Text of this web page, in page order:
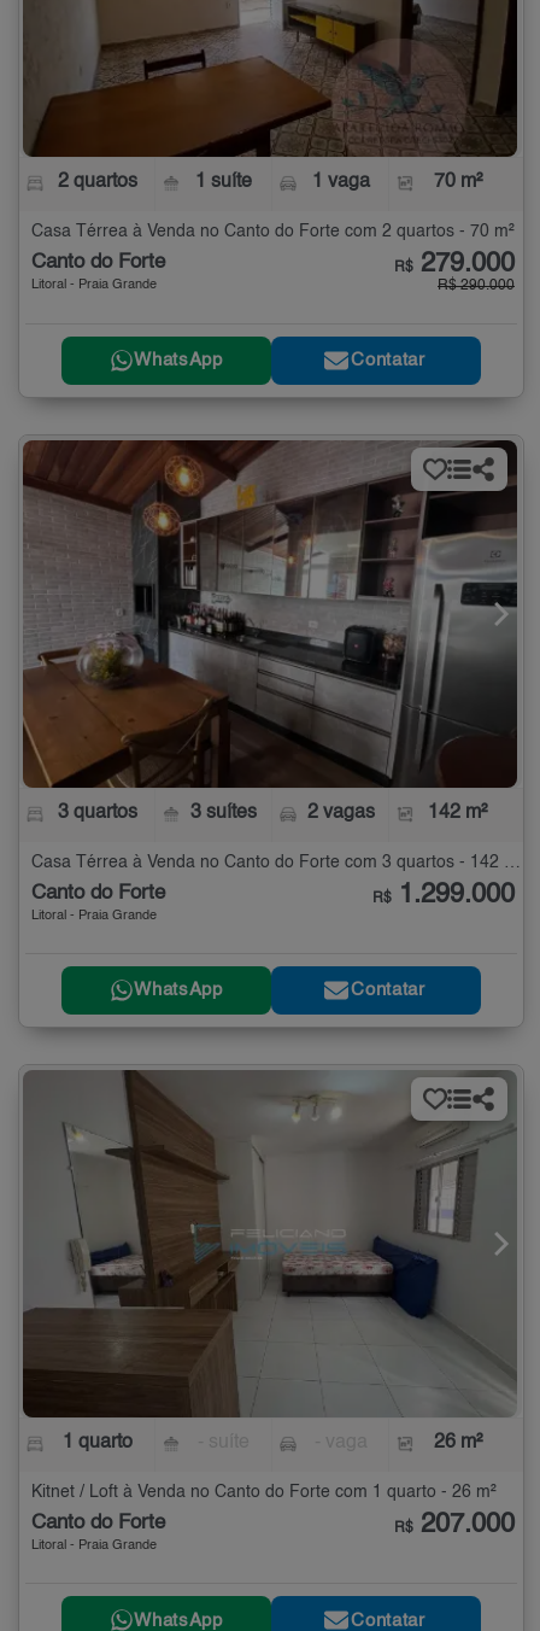
2 quartos 1 suíte 1 vaga 70 m²
Casa Térrea à Venda no Canto do Forte com 2 quartos - 70 m²
Canto do Forte
Litoral - Praia Grande
R$ 279.000
R$ 290.000
WhatsApp Contatar
3 quartos 3 suítes 2 vagas 142 m²
Canto do Forte
Litoral - Praia Grande
R$ 1.299.000
WhatsApp Contatar
1 quarto 26 m²
Kitnet / Loft à Venda no Canto do Forte com 1 quarto - 26 m²
Canto do Forte
Litoral - Praia Grande
R$ 207.000
WhatsApp Contatar